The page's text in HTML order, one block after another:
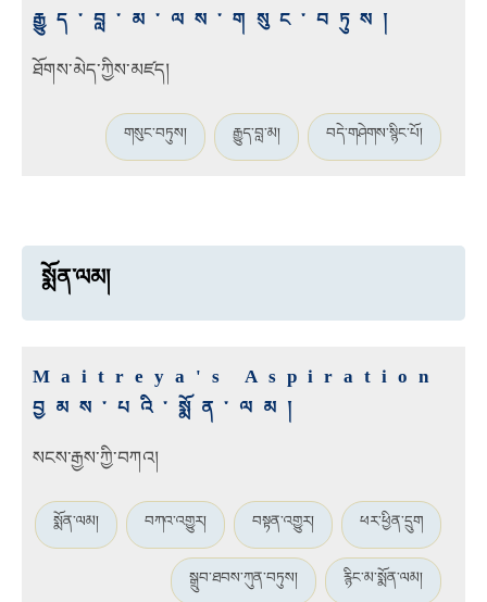
རྒྱུད་བླ་མ་ལས་གསུང་བཏུས།
ཐོགས་མེད་ཀྱིས་མཛད།
གསུང་བཏུས། རྒྱུད་བླ་མ། བདེ་གཤེགས་སྙིང་པོ།
སྨོན་ལམ།
Maitreya's Aspiration
བྱམས་པའི་སྨོན་ལམ།
སངས་རྒྱས་ཀྱི་བཀའ།
སྨོན་ལམ། བཀའ་འགྱུར། བསྟན་འགྱུར། ཕར་ཕྱིན་དྲུག
སྒྲུབ་ཐབས་ཀུན་བཏུས། རྙིང་མ་སྨོན་ལམ།